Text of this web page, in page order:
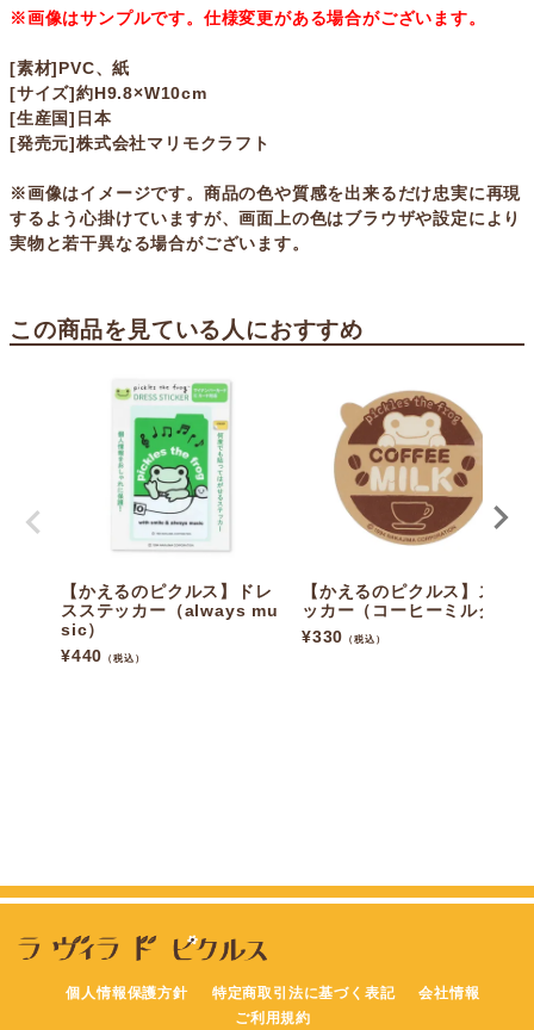
※画像はサンプルです。仕様変更がある場合がございます。
[素材]PVC、紙
[サイズ]約H9.8×W10cm
[生産国]日本
[発売元]株式会社マリモクラフト
※画像はイメージです。商品の色や質感を出来るだけ忠実に再現
するよう心掛けていますが、画面上の色はブラウザや設定により
実物と若干異なる場合がございます。
この商品を見ている人におすすめ
【かえるのピクルス】ドレ
スステッカー（always mu
sic）
¥440 （税込）
【かえるのピクルス】ステ
ッカー（コーヒーミルク）
¥330 （税込）
個人情報保護方針 特定商取引法に基づく表記
会社情報
ご利用規約